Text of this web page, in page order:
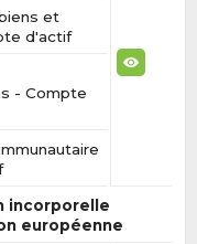
et
d'actif
- Compte
incorporelle
européenne